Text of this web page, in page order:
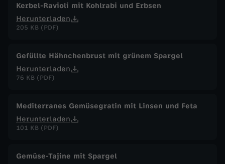
Kerbel-Ravioli mit Kohlrabi und Erbsen
Herunterladen
205 KB (PDF)
Gefüllte Hähnchenbrust mit grünem Spargel
Herunterladen
76 KB (PDF)
Mediterranes Gemüsegratin mit Linsen und Feta
Herunterladen
101 KB (PDF)
Gemüse-Tajine mit Spargel